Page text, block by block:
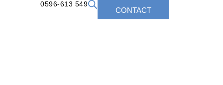
0596-613 549
CONTACT